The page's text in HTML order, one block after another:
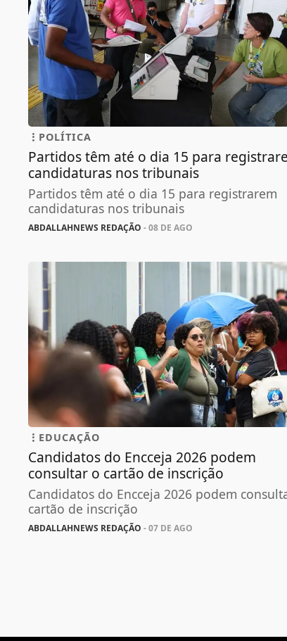
POLÍTICA
Partidos têm até o dia 15 para
candidaturas nos tribunais
Partidos têm até o dia 15 para registrarem
candidaturas nos tribunais
ABDALLAHNEWS REDAÇÃO - 08 DE AGO
EDUCAÇÃO
Candidatos do Encceja 2026 podem
consultar o cartão de inscrição
Candidatos do Encceja 2026 podem
cartão de inscrição
ABDALLAHNEWS REDAÇÃO - 07 DE AGO